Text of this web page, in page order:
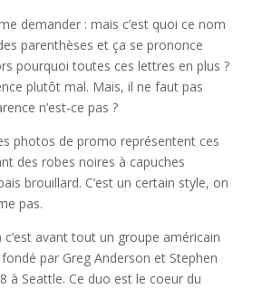
demander : mais c’est quoi ce nom
parenthèses et ça se prononce
pourquoi toutes ces lettres en plus ?
plutôt mal. Mais, il ne faut pas
n’est-ce pas ?
photos de promo représentent ces
des robes noires à capuches
brouillard. C’est un certain style, on
pas.
c’est avant tout un groupe américain
par Greg Anderson et Stephen
à Seattle. Ce duo est le coeur du